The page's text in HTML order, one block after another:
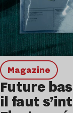
magazine
Future
il faut